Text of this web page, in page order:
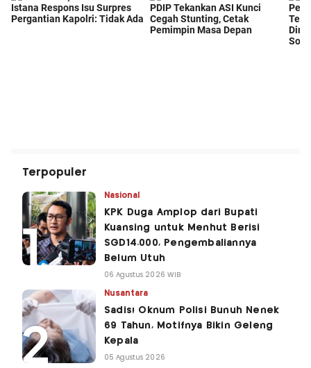
Terpopuler
Nasional
KPK Duga Amplop dari Bupati
Kuansing untuk Menhut Berisi
SGD14.000, Pengembaliannya
Belum Utuh
06 Agustus 2026 WIB
Nusantara
Sadis! Oknum Polisi Bunuh Nenek
69 Tahun, Motifnya Bikin Geleng
Kepala
05 Agustus 2026